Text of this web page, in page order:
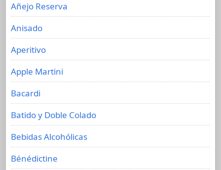
Añejo Reserva
Anisado
Aperitivo
Apple Martini
Bacardi
Batido y Doble Colado
Bebidas Alcohólicas
Bénédictine